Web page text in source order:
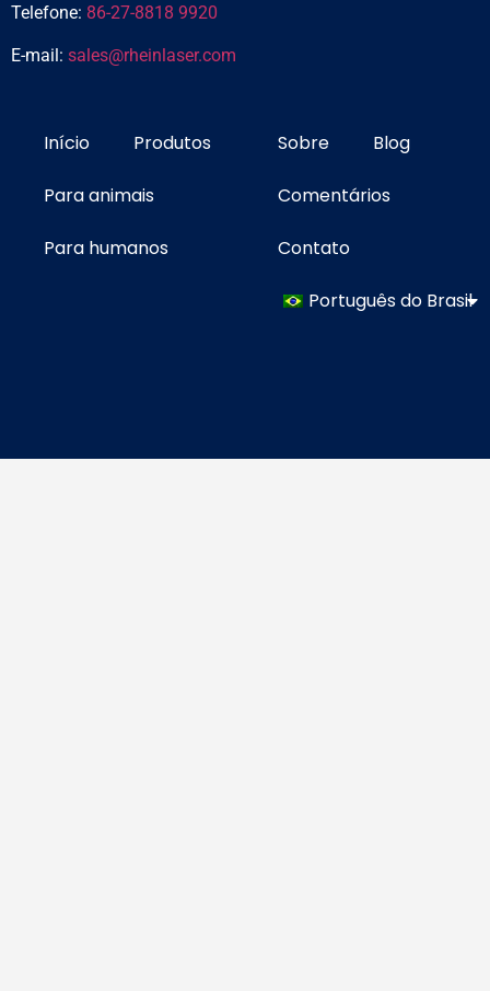
Telefone: 86-27-8818 9920
E-mail: sales@rheinlaser.com
Início Produtos
Para animais
Para humanos
Sobre Blog
Comentários
Contato
Português do Brasil